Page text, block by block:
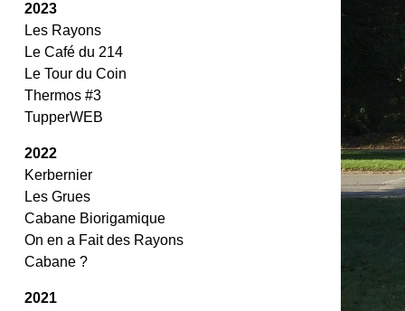
2023
Les Rayons
Le Café du 214
Le Tour du Coin
Thermos #3
TupperWEB
2022
Kerbernier
Les Grues
Cabane Biorigamique
On en a Fait des Rayons
Cabane ?
2021